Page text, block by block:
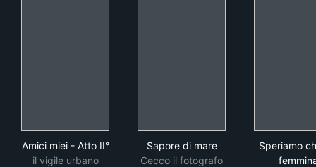
Amici miei - Atto II°
il vigile urbano
Sapore di mare
Cecco il fotografo
Speriamo